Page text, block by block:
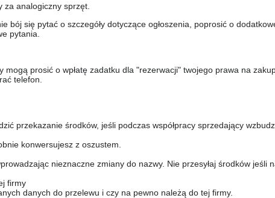
analogiczny sprzęt.
bój się pytać o szczegóły dotyczące ogłoszenia, poprosić o
pytania.
prosić o wpłatę zadatku dla "rezerwacji" twojego prawa na
telefon.
przekazanie środków, jeśli podczas współpracy sprzedający
konwersujesz z oszustem.
nieznaczne zmiany do nazwy. Nie przesyłaj środków jeśli
firmy
danych do przelewu i czy na pewno należą do tej firmy.